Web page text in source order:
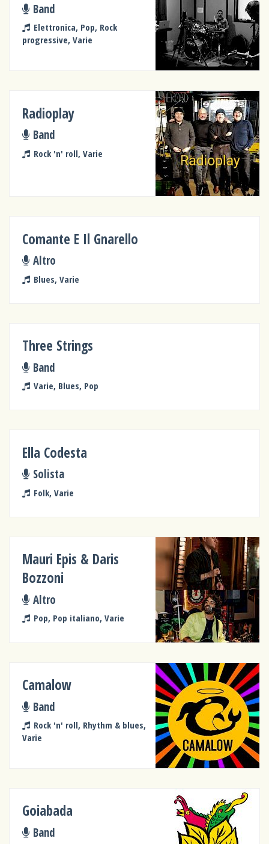
Band
Elettronica, Pop, Rock
progressive, Varie
Radioplay
Band
Rock 'n' roll, Varie
Comante E Il Gnarello
Altro
Blues, Varie
Three Strings
Band
Varie, Blues, Pop
Ella Codesta
Solista
Folk, Varie
Mauri Epis & Daris
Bozzoni
Altro
Pop, Pop italiano, Varie
Camalow
Band
Rock 'n' roll, Rhythm & blues,
Varie
Goiabada
Band